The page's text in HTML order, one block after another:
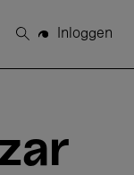
Zoeken
Inloggen